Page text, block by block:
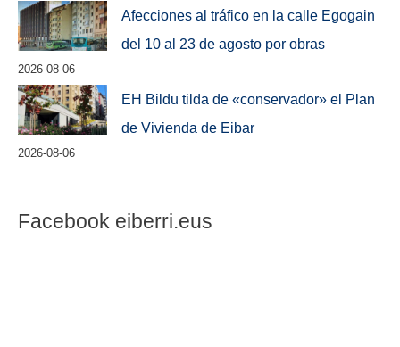
Afecciones al tráfico en la calle Egogain
del 10 al 23 de agosto por obras
2026-08-06
EH Bildu tilda de «conservador» el Plan
de Vivienda de Eibar
2026-08-06
Facebook eiberri.eus